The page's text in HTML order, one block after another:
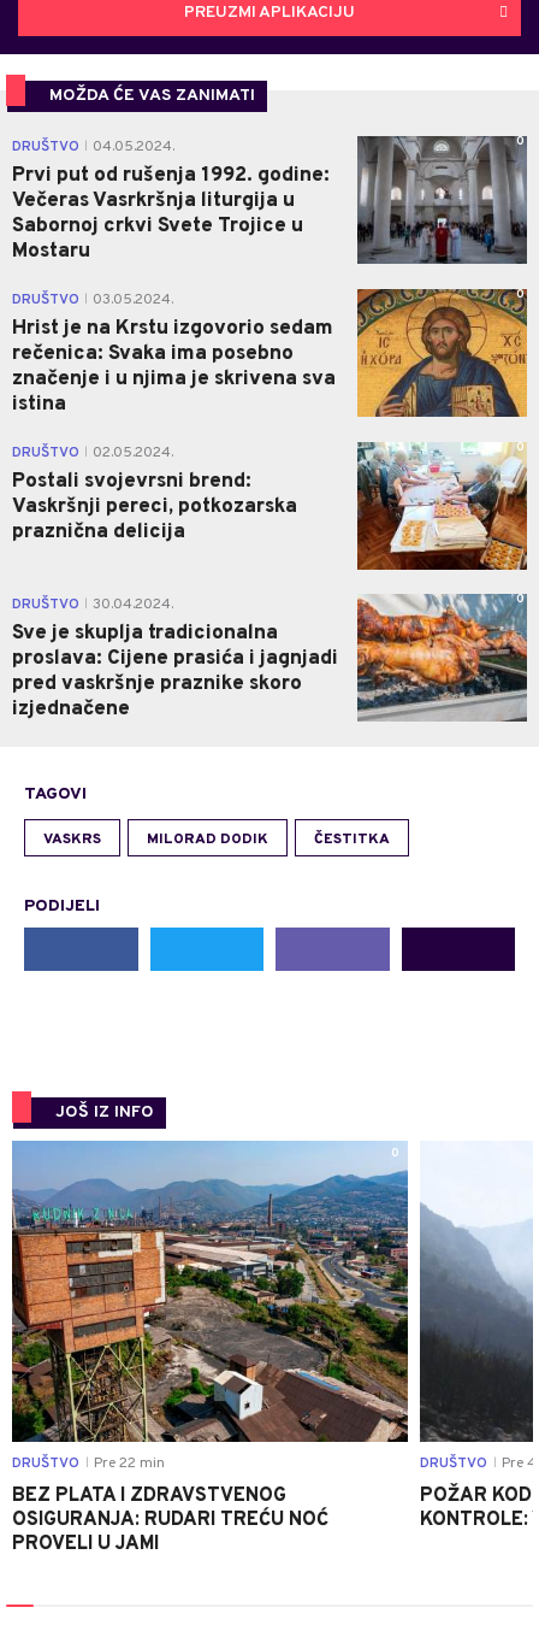
PREUZMI APLIKACIJU
MOŽDA ĆE VAS ZANIMATI
DRUŠTVO 04.05.2024.
Prvi put od rušenja 1992. godine:
Večeras Vasrkršnja liturgija u
Sabornoj crkvi Svete Trojice u
Mostaru
0
DRUŠTVO 03.05.2024.
Hrist je na Krstu izgovorio sedam
rečenica: Svaka ima posebno
značenje i u njima je skrivena sva
istina
0
DRUŠTVO 02.05.2024.
Postali svojevrsni brend:
Vaskršnji pereci, potkozarska
praznična delicija
0
DRUŠTVO 30.04.2024.
Sve je skuplja tradicionalna
proslava: Cijene prasića i jagnjadi
pred vaskršnje praznike skoro
izjednačene
0
TAGOVI
VASKRS MILORAD DODIK ČESTITKA
PODIJELI
JOŠ IZ INFO
0
DRUŠTVO Pre 22 min
BEZ PLATA I ZDRAVSTVENOG
OSIGURANJA: RUDARI TREĆU NOĆ
PROVELI U JAMI
DRUŠTVO Pre
POŽAR KOD
KONTROLE: